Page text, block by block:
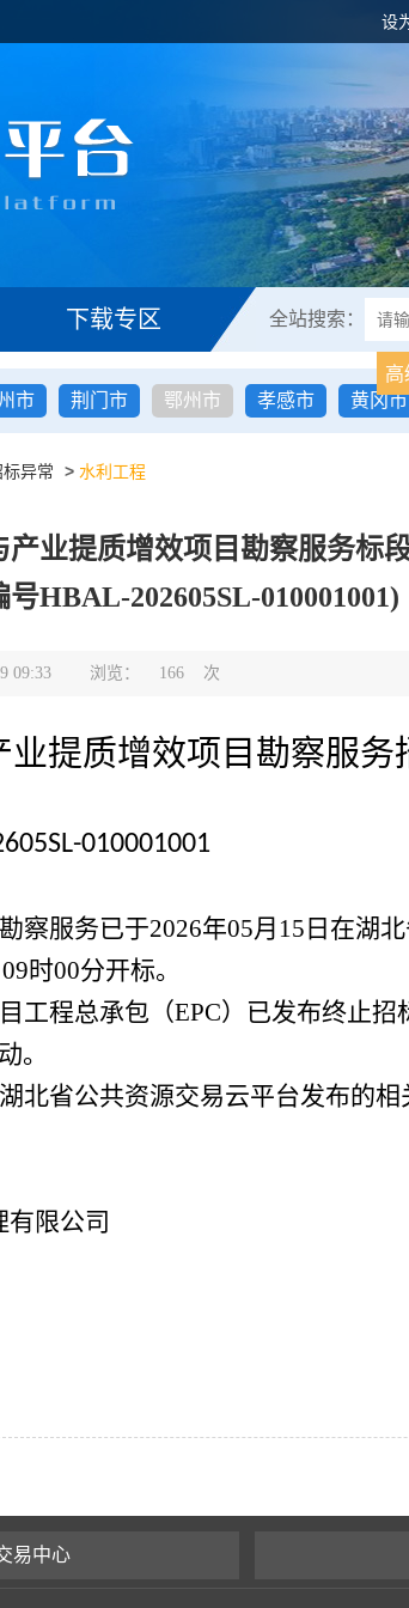
设
下载专区 全站搜索：
高
市 荆门市 鄂州市 孝感市 黄冈市
异常 > 水利工程
产业提质增效项目勘察服务标
HBAL-202605SL-010001001)
09:33 浏览： 166 次
业提质增效项目勘察服务
010001001
察服务已于2026年05月15日在湖
时00分开标。
工程总承包（EPC）已发布终止招
。
北省公共资源交易云平台发布的相
公司
易中心